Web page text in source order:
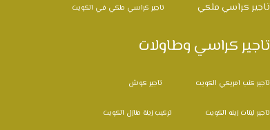
تاجير كراسي ملكي تاجير كراسي ملكي في الكويت
تاجير كراسي وطاولات
تاجير كنب امريكي الكويت تاجير كوش
تاجير ليتات زينه الكويت تركيب زينة منازل الكويت